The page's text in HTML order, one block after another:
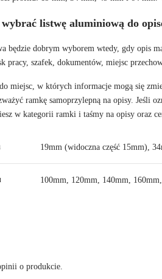
listwę aluminiową do
będzie dobrym wyborem wtedy, gdy opis
pracy, szafek, dokumentów, miejsc
miejsc, w których informacje mogą się
ramkę samoprzylepną na opisy. Jeśli
w kategoriiramki i taśmy na opisy oraz
19mm (widoczna część 15mm),
100mm, 120mm, 140mm,
o produkcie.